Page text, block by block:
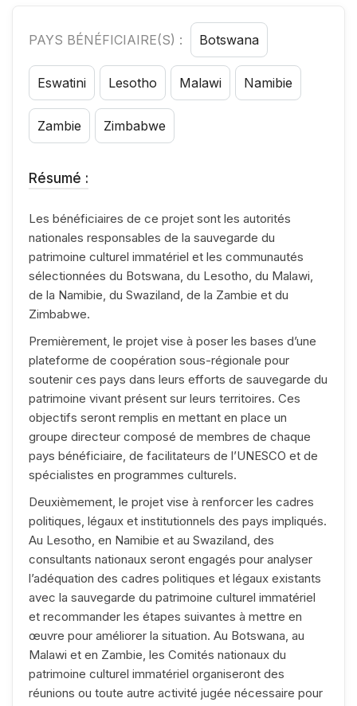
PAYS BÉNÉFICIAIRE(S) : Botswana
Eswatini Lesotho Malawi Namibie
Zambie Zimbabwe
Résumé :
Les bénéficiaires de ce projet sont les autorités
nationales responsables de la sauvegarde du
patrimoine culturel immatériel et les communautés
sélectionnées du Botswana, du Lesotho, du Malawi,
de la Namibie, du Swaziland, de la Zambie et du
Zimbabwe.
Premièrement, le projet vise à poser les bases d’une
plateforme de coopération sous-régionale pour
soutenir ces pays dans leurs efforts de sauvegarde du
patrimoine vivant présent sur leurs territoires. Ces
objectifs seront remplis en mettant en place un
groupe directeur composé de membres de chaque
pays bénéficiaire, de facilitateurs de l’UNESCO et de
spécialistes en programmes culturels.
Deuxièmement, le projet vise à renforcer les cadres
politiques, légaux et institutionnels des pays impliqués.
Au Lesotho, en Namibie et au Swaziland, des
consultants nationaux seront engagés pour analyser
l’adéquation des cadres politiques et légaux existants
avec la sauvegarde du patrimoine culturel immatériel
et recommander les étapes suivantes à mettre en
œuvre pour améliorer la situation. Au Botswana, au
Malawi et en Zambie, les Comités nationaux du
patrimoine culturel immatériel organiseront des
réunions ou toute autre activité jugée nécessaire pour